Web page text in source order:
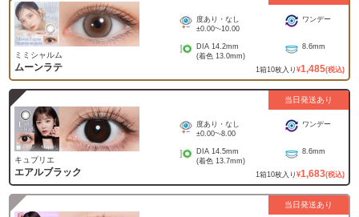
ミミシャルム
ムーンラテ
度あり・なし
±0.00~-10.00
ワンデー
DIA 14.2mm
(着色 13.0mm)
8.6mm
1箱10枚入り ¥1,485(税込)
当日発送あり
キュプリエ
エアルブラック
度あり・なし
±0.00~-8.00
ワンデー
DIA 14.5mm
(着色 13.7mm)
8.6mm
1箱10枚入り ¥1,683(税込)
当日発送あり